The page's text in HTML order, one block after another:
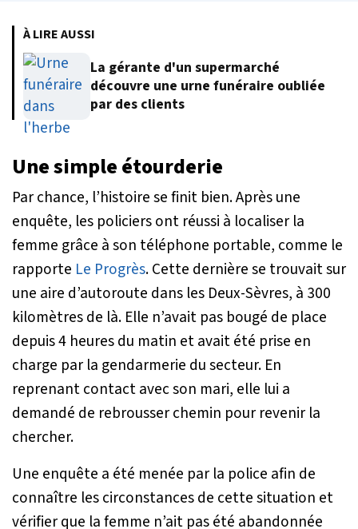
À LIRE AUSSI
La gérante d'un supermarché
découvre une urne funéraire oubliée
par des clients
Une simple étourderie
Par chance, l’histoire se finit bien. Après une
enquête, les policiers ont réussi à localiser la
femme grâce à son téléphone portable, comme le
rapporte Le Progrès. Cette dernière se trouvait sur
une aire d’autoroute dans les Deux-Sèvres, à 300
kilomètres de là. Elle n’avait pas bougé de place
depuis 4 heures du matin et avait été prise en
charge par la gendarmerie du secteur. En
reprenant contact avec son mari, elle lui a
demandé de rebrousser chemin pour revenir la
chercher.
Une enquête a été menée par la police afin de
connaître les circonstances de cette situation et
vérifier que la femme n’ait pas été abandonnée